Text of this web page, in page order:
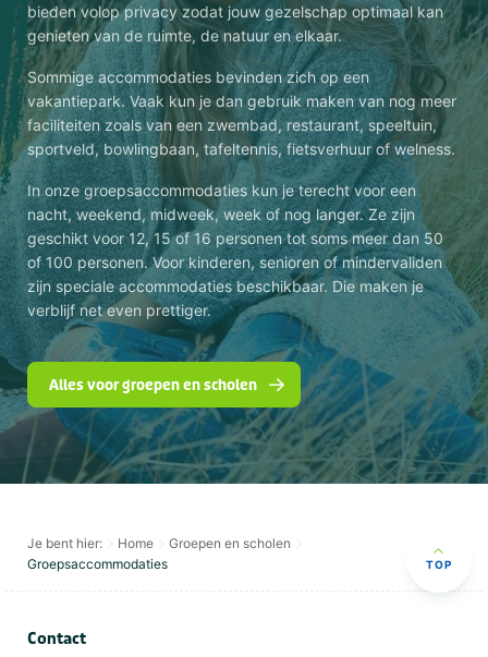
bieden volop privacy zodat jouw gezelschap optimaal kan
genieten van de ruimte, de natuur en elkaar.
Sommige accommodaties bevinden zich op een
vakantiepark. Vaak kun je dan gebruik maken van nog meer
faciliteiten zoals van een zwembad, restaurant, speeltuin,
sportveld, bowlingbaan, tafeltennis, fietsverhuur of welness.
In onze groepsaccommodaties kun je terecht voor een
nacht, weekend, midweek, week of nog langer. Ze zijn
geschikt voor 12, 15 of 16 personen tot soms meer dan 50
of 100 personen. Voor kinderen, senioren of mindervaliden
zijn speciale accommodaties beschikbaar. Die maken je
verblijf net even prettiger.
Alles voor groepen en scholen
Je bent hier: Home
Groepen en scholen
Groepsaccommodaties
TOP
Contact